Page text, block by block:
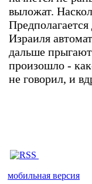
выложат.
Израиля
дальше
произошло -
не говорил, и
мобильная версия